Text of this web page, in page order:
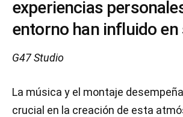
experiencias
entorno han influido en
G47 Studio
La música y el montaje
crucial en la creación de esta